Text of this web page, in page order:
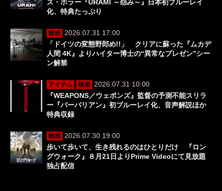
ス・ホラー『URAMI ～怨み～』日本初ブルーレイ
化、特典たっぷり
映画
2026.07.31 17:00
「ドイツの変態野郎め!!」 クリアに蘇った『ムカデ
人間 4K』よりハイター博士の“異常なプレゼン”シー
ン解禁
アイテム 映画
2026.07.31 10:00
『WEAPONS／ウェポンズ』監督の予測不能スリラ
ー『バーバリアン』初ブルーレイ化、音声解説ほか
特典収録
映画
2026.07.30 19:00
歩いて歩いて、生き残れるのはひとりだけ 『ロン
グウォーク』８月21日よりPrime Videoにて見放題
独占配信